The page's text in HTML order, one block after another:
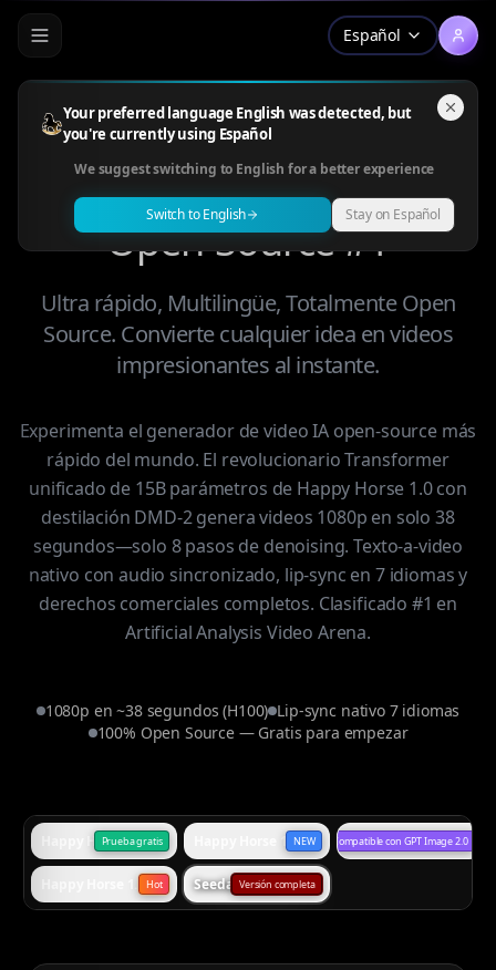
Español
Your preferred language English was detected, but
you're currently using Español
We suggest switching to English for a better experience
Switch to English Stay on Español
Happy Horse 1.0 — El
Generador de Video IA
Open-Source #1
Ultra rápido, Multilingüe, Totalmente Open
Source. Convierte cualquier idea en videos
impresionantes al instante.
Experimenta el generador de video IA open-source más
rápido del mundo. El revolucionario Transformer
unificado de 15B parámetros de Happy Horse 1.0 con
destilación DMD-2 genera videos 1080p en solo 38
segundos—solo 8 pasos de denoising. Texto-a-video
nativo con audio sincronizado, lip-sync en 7 idiomas y
derechos comerciales completos. Clasificado #1 en
Artificial Analysis Video Arena.
1080p en ~38 segundos (H100) Lip-sync nativo 7 idiomas
100% Open Source — Gratis para empezar
Happy Horse 1.0 Standard
Prueba gratis
Hot
Happy Horse 1.0 Omni
NEW
Seedance 2.0Versión completa
Generación de imagen
Compatible con GPT Image 2.0